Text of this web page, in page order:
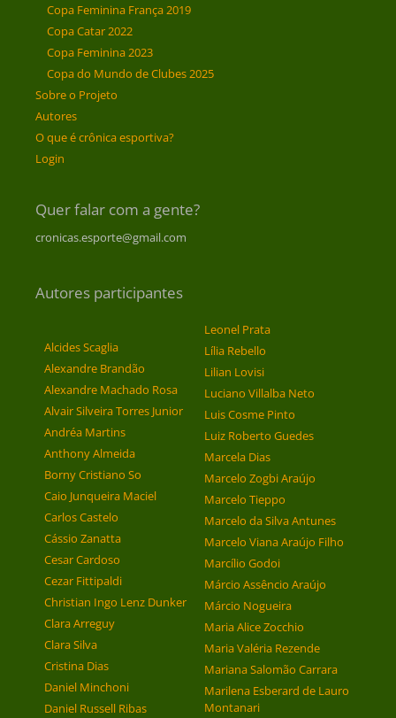
Copa Feminina França 2019
Copa Catar 2022
Copa Feminina 2023
Copa do Mundo de Clubes 2025
Sobre o Projeto
Autores
O que é crônica esportiva?
Login
Quer falar com a gente?
cronicas.esporte@gmail.com
Autores participantes
Alcides Scaglia
Alexandre Brandão
Alexandre Machado Rosa
Alvair Silveira Torres Junior
Andréa Martins
Anthony Almeida
Borny Cristiano So
Caio Junqueira Maciel
Carlos Castelo
Cássio Zanatta
Cesar Cardoso
Cezar Fittipaldi
Christian Ingo Lenz Dunker
Clara Arreguy
Clara Silva
Cristina Dias
Daniel Minchoni
Daniel Russell Ribas
Leonel Prata
Lília Rebello
Lilian Lovisi
Luciano Villalba Neto
Luis Cosme Pinto
Luiz Roberto Guedes
Marcela Dias
Marcelo Zogbi Araújo
Marcelo Tieppo
Marcelo da Silva Antunes
Marcelo Viana Araújo Filho
Marcílio Godoi
Márcio Assêncio Araújo
Márcio Nogueira
Maria Alice Zocchio
Maria Valéria Rezende
Mariana Salomão Carrara
Marilena Esberard de Lauro
Montanari